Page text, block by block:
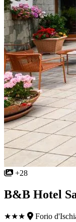
+28
B&B Hotel
★★★
Forio